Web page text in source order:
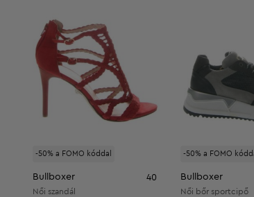
-50% a FOMO kóddal
Bullboxer 40
Női szandál
-50% a FOMO
Bullboxer
Női bőr sportcipő